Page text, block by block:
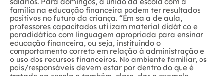
família na educação financeira podem ter resultados
positivos no futuro da criança. “Em sala de aula,
professores capacitados utilizam material didático e
paradidático com linguagem apropriada para ensinar
educação financeira, ou seja, instituindo o
comportamento correto em relação à administração e
o uso dos recursos financeiros. No ambiente familiar, os
pais/responsáveis devem estar por dentro do que é